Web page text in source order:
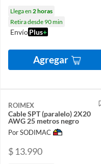
Llega en 2 horas
Retira desde 90 min
EnvíoPlus+
Agregar
ROIMEX
Cable SPT (paralelo) 2X20
AWG 25 metros negro
Por SODIMAC
$ 13.990